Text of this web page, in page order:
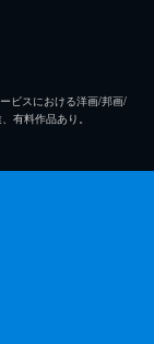
ビスにおける洋画/邦画/
有料作品あり。